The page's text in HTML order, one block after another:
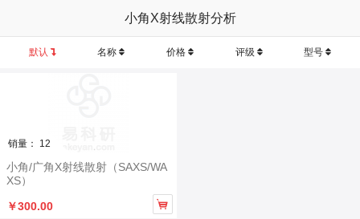
小角X射线散射分析
默认 名称 价格 评级 型号
销量： 12
小角/广角X射线散射（SAXS/WA
XS）
￥300.00
